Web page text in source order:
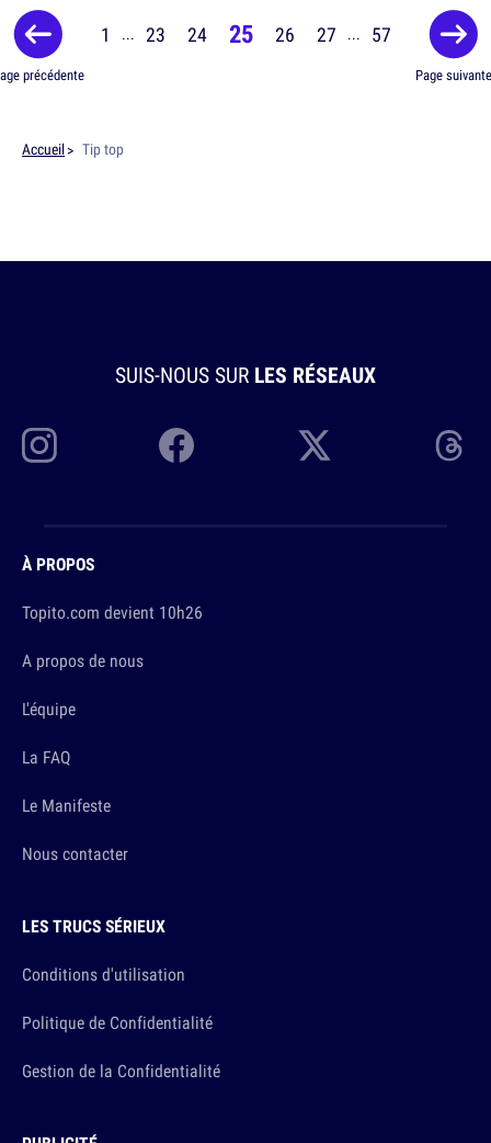
précédente
1 ... 23 24 25 26 27 ... 57
Page suivante
Accueil Tip top
SUIS-NOUS SUR LES RÉSEAUX
À PROPOS
Topito.com devient 10h26
A propos de nous
L'équipe
La FAQ
Le Manifeste
Nous contacter
LES TRUCS SÉRIEUX
Conditions d'utilisation
Politique de Confidentialité
Gestion de la Confidentialité